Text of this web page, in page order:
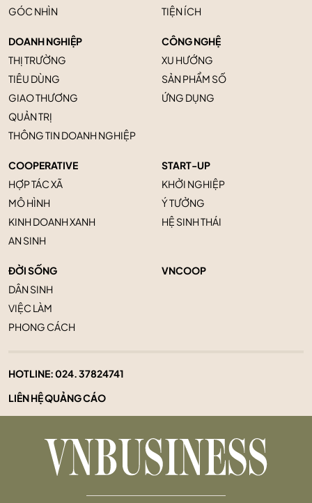
GÓC NHÌN
TIỆN ÍCH
DOANH NGHIỆP
THỊ TRƯỜNG
TIÊU DÙNG
GIAO THƯƠNG
QUẢN TRỊ
THÔNG TIN DOANH NGHIỆP
CÔNG NGHỆ
XU HƯỚNG
SẢN PHẨM SỐ
ỨNG DỤNG
COOPERATIVE
HỢP TÁC XÃ
MÔ HÌNH
KINH DOANH XANH
AN SINH
START-UP
KHỞI NGHIỆP
Ý TƯỞNG
HỆ SINH THÁI
ĐỜI SỐNG
DÂN SINH
VIỆC LÀM
PHONG CÁCH
VNCOOP
HOTLINE:024. 37824741
LIÊN HỆ QUẢNG CÁO